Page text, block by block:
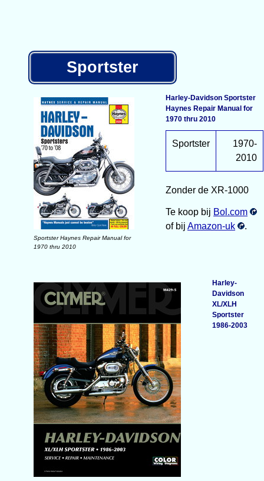
Sportster
Sportster Haynes Repair Manual for
1970 thru 2010
Harley-Davidson Sportster
Haynes Repair Manual for
1970 thru 2010
Sportster
1970-
2010
Zonder de XR-1000
Te koop bij Bol.com
of bijAmazon-uk .
Harley-
Davidson
XL/XLH
Sportster
1986-2003